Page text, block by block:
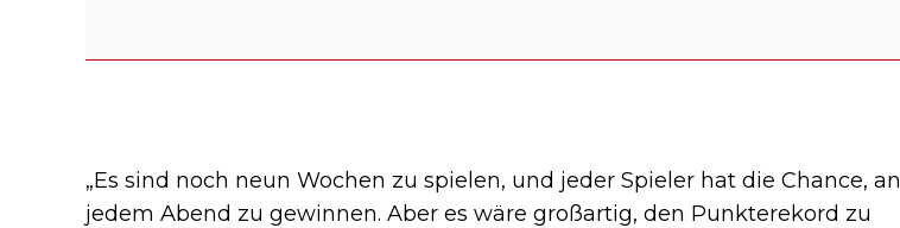
„Es sind noch neun Wochen zu spielen, und jeder Spieler hat die Chance, an
jedem Abend zu gewinnen. Aber es wäre großartig, den Punkterekord zu